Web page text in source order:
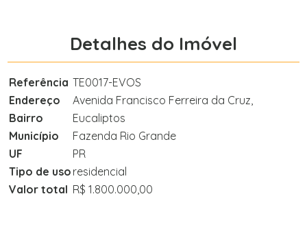
Detalhes do Imóvel
Referência TE0017-EVOS
Endereço
Avenida Francisco Ferreira da Cruz,
Bairro
Eucaliptos
Município
Fazenda Rio Grande
UF
PR
Tipo de uso residencial
Valor total R$ 1.800.000,00